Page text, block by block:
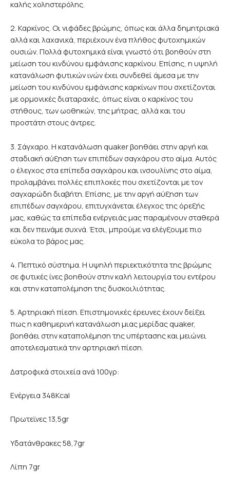
καλής χοληστερόλης.
2. Καρκίνος. Οι νιφάδες βρώμης, όπως και άλλα δημητριακά
αλλά και λαχανικά, περιέχουν ένα πλήθος φυτοχημικών
ουσιών. Πολλά φυτοχημικά είναι γνωστό ότι βοηθούν στη
μείωση του κινδύνου εμφάνισης καρκίνου. Επίσης, η υψηλή
κατανάλωση φυτικών ινών έχει συνδεθεί άμεσα με την
μείωση του κινδύνου εμφάνισης καρκίνων που σχετίζονται
με ορμονικές διαταραχές, όπως είναι ο καρκίνος του
στήθους, των ωοθηκών, της μήτρας, αλλά και του
προστάτη στους άντρες.
3. Σάγχαρο. Η κατανάλωση quaker βοηθάει στην αργή και
σταδιακή αύξηση των επιπέδων σαγχάρου στο αίμα. Αυτός
ο έλεγχος στα επίπεδα σαγχάρου και ινσουλίνης στο αίμα,
προλαμβάνει πολλές επιπλοκές που σχετίζονται με τον
σαγχαρώδη διαβήτη. Επίσης, με την αργή αύξηση των
επιπέδων σαγχάρου, επιτυγχάνεται έλεγχος της όρεξής
μας, καθώς τα επίπεδα ενέργειάς μας παραμένουν σταθερά
και δεν πεινάμε συχνά. Έτσι, μπρούμε να ελέγξουμε πιο
εύκολα το βάρος μας.
4. Πεπτικό σύστημα. Η υψηλή περιεκτικότητα της βρώμης
σε φυτικές ίνες βοηθούν στην καλή λειτουργία του εντέρου
και στην καταπολέμηση της δυσκοιλιότητας.
5. Αρτηριακή πίεση. Επιστημονικές έρευνες έχουν δείξει
πως η καθημερινή κατανάλωση μιας μερίδας quaker,
βοηθάει στην καταπολέμηση της υπέρτασης και μειώνει
αποτελεσματικά την αρτηριακή πίεση.
Δατροφικά στοιχεία ανά 100γρ:
Ενέργεια 348Kcal
Πρωτεϊνες 13,5gr
Υδατάνθρακες 58,7gr
Λίπη 7gr